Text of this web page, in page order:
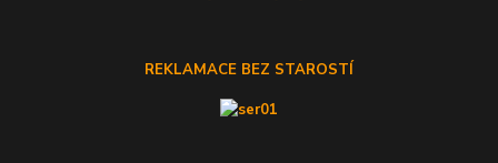
REKLAMACE BEZ STAROSTÍ